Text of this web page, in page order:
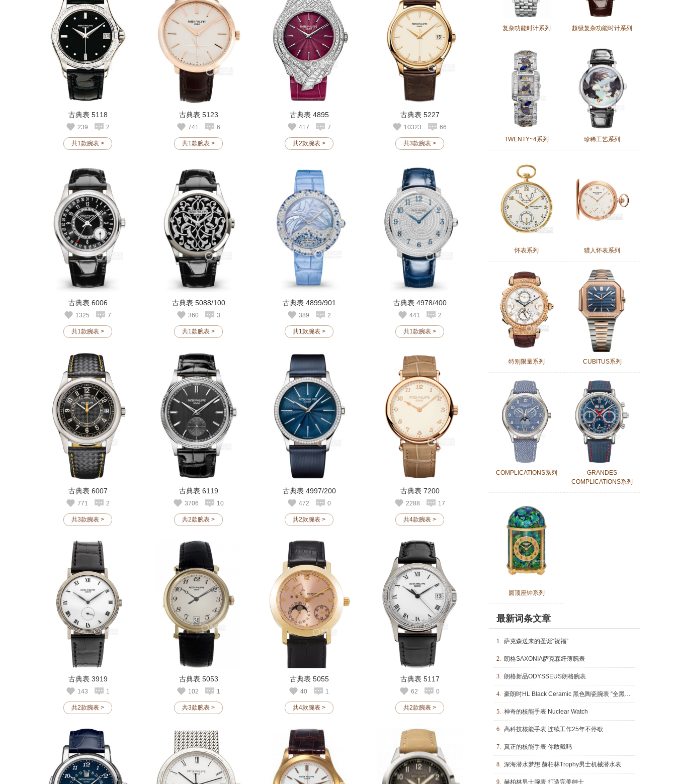
古典表 5118
239 2
共1款腕表 >
古典表 5123
741 6
共1款腕表 >
古典表 4895
417 7
共2款腕表 >
古典表 5227
10323 66
共3款腕表 >
古典表 6006
1325 7
共1款腕表 >
古典表 5088/100
360 3
共1款腕表 >
古典表 4899/901
389 2
共1款腕表 >
古典表 4978/400
441 2
共1款腕表 >
古典表 6007
771 2
共3款腕表 >
古典表 6119
3706 10
共2款腕表 >
古典表 4997/200
472 0
共2款腕表 >
古典表 7200
2288 17
共4款腕表 >
古典表 3919
143 1
共2款腕表 >
古典表 5053
102 1
共3款腕表 >
古典表 5055
40 1
共4款腕表 >
古典表 5117
62 0
共2款腕表 >
复杂功能时计系列 超级复杂功能时计系列
TWENTY~4系列 珍稀工艺系列
怀表系列 猎人怀表系列
特别限量系列 CUBITUS系列
COMPLICATIONS系列
GRANDES
COMPLICATIONS系列
圆顶座钟系列
最新词条文章
1. 萨克森送来的圣诞“祝福”
2. 朗格SAXONIA萨克森纤薄腕表
3. 朗格新品ODYSSEUS朗格腕表
4. 豪朗时HL Black Ceramic 黑色陶瓷腕表 “全黑”色泽阐述时间结构
5. 神奇的核能手表 Nuclear Watch
6. 高科技核能手表 连续工作25年不停歇
7. 真正的核能手表 你敢戴吗
8. 深海潜水梦想 赫柏林Trophy男士机械潜水表
9. 赫柏林男士腕表 打造完美绅士